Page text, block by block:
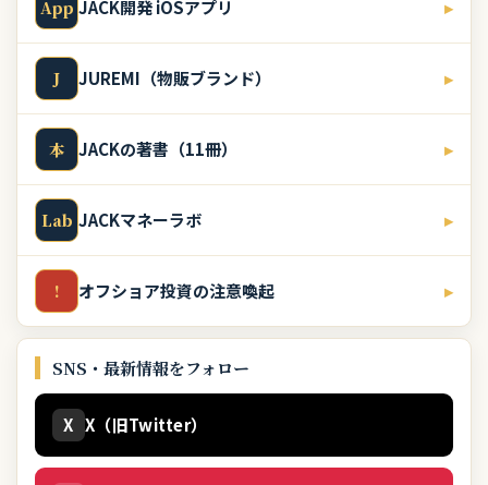
App JACK開発 iOSアプリ ▸
J JUREMI（物販ブランド） ▸
本 JACKの著書（11冊） ▸
Lab JACKマネーラボ ▸
! オフショア投資の注意喚起 ▸
SNS・最新情報をフォロー
X X（旧Twitter）